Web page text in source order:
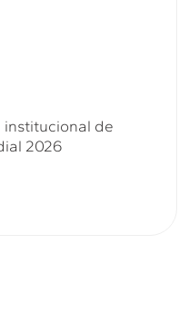
institucional de
2026